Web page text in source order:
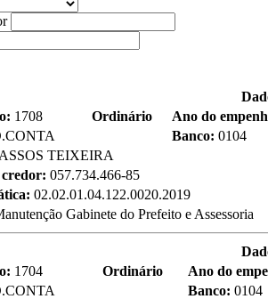
1708 Ordinário
Ano do
Banco: 0104
TEIXEIRA
057.734.466-85
02.02.01.04.122.0020.2019
Gabinete do Prefeito e Assessoria
1704 Ordinário
Ano do
Banco: 0104